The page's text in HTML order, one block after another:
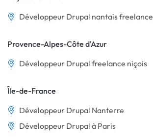
Développeur Drupal nantais freelance
Provence-Alpes-Côte d'Azur
Développeur Drupal freelance niçois
Île-de-France
Développeur Drupal Nanterre
Développeur Drupal à Paris